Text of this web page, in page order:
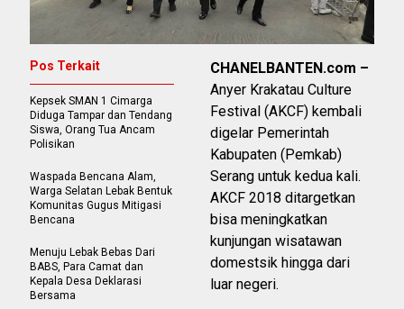
CHANELBANTEN.com –
Anyer Krakatau Culture
Festival (AKCF) kembali
digelar Pemerintah
Kabupaten (Pemkab)
Serang untuk kedua kali.
AKCF 2018 ditargetkan
bisa meningkatkan
kunjungan wisatawan
domestsik hingga dari
luar negeri.
Pos Terkait
Kepsek SMAN 1 Cimarga
Diduga Tampar dan Tendang
Siswa, Orang Tua Ancam
Polisikan
Waspada Bencana Alam,
Warga Selatan Lebak Bentuk
Komunitas Gugus Mitigasi
Bencana
Menuju Lebak Bebas Dari
BABS, Para Camat dan
Kepala Desa Deklarasi
Bersama